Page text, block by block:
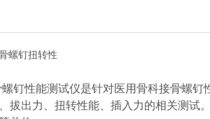
钉性能测试仪是针对医用骨科接骨螺
拔出力、扭转性能、插入力的相关测试